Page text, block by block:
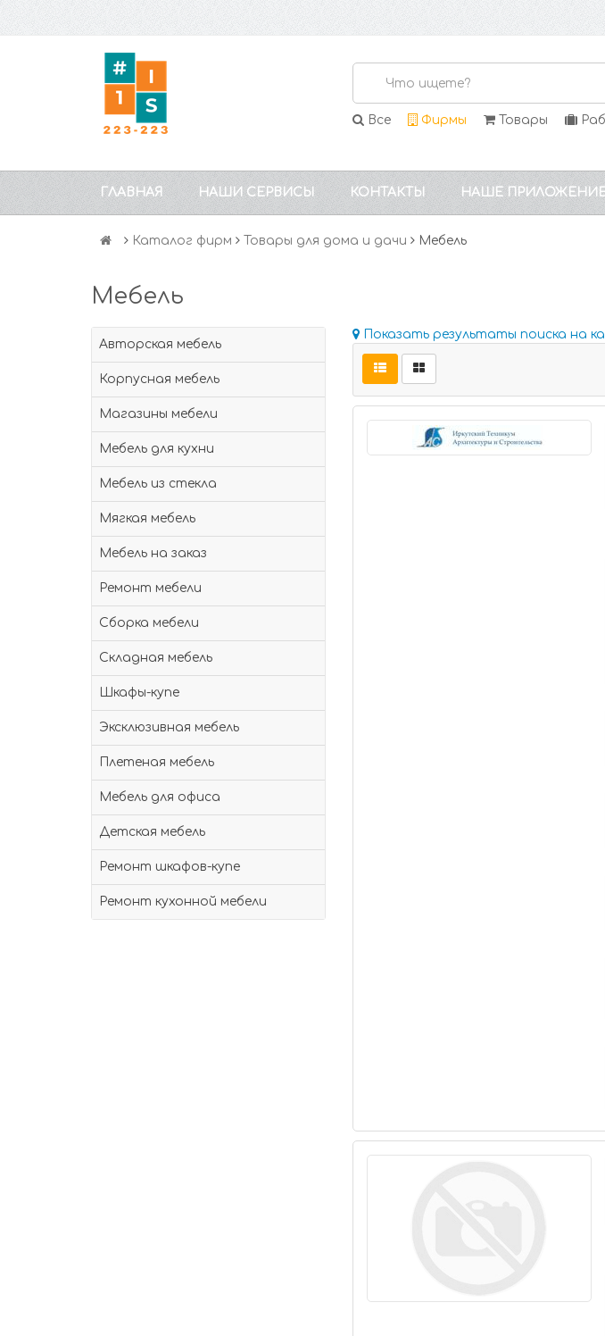
Все Фирмы Товары
ГЛАВНАЯ НАШИ СЕРВИСЫ КОНТАКТЫ НАШЕ
Каталог фирм Товары для дома и дачи Мебель
Мебель
Авторская мебель
Корпусная мебель
Магазины мебели
Мебель для кухни
Мебель из стекла
Мягкая мебель
Мебель на заказ
Ремонт мебели
Сборка мебели
Складная мебель
Шкафы-купе
Эксклюзивная мебель
Плетеная мебель
Мебель для офиса
Детская мебель
Ремонт шкафов-купе
Ремонт кухонной мебели
Показать результаты поиска на